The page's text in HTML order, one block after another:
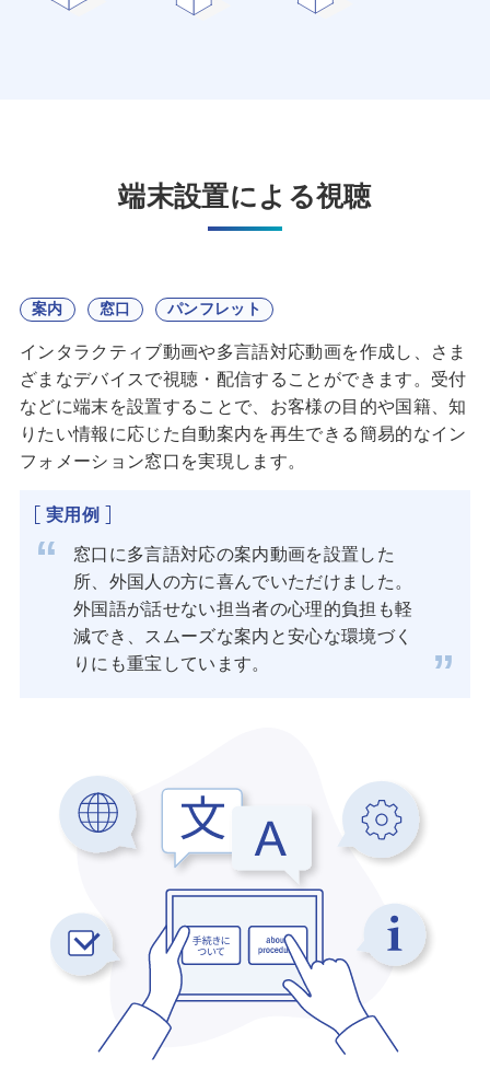
端末設置による視聴
案内 窓口 パンフレット
インタラクティブ動画や多言語対応動画を作成し、さま
ざまなデバイスで視聴・配信することができます。受付
などに端末を設置することで、お客様の目的や国籍、知
りたい情報に応じた自動案内を再生できる簡易的なイン
フォメーション窓口を実現します。
実用例
窓口に多言語対応の案内動画を設置した
所、外国人の方に喜んでいただけました。
外国語が話せない担当者の心理的負担も軽
減でき、スムーズな案内と安心な環境づく
りにも重宝しています。